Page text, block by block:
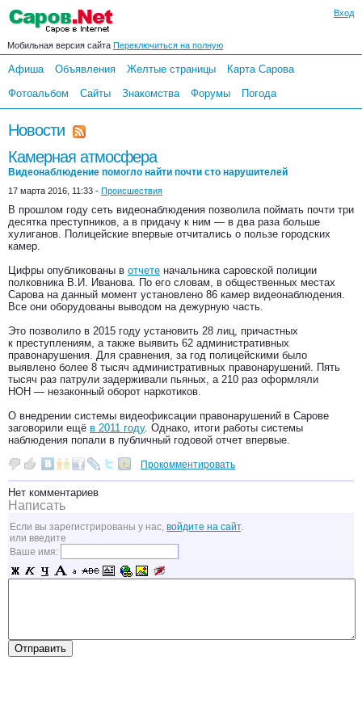
Вход
Мобильная версия сайта Переключиться на полную
Афиша Объявления Желтые страницы
Карта Сарова
Фотоальбом
Сайты Знакомства Форумы Погода
Новости
Камерная атмосфера
Видеонаблюдение помогло найти почти сто нарушителей
17 марта 2016, 11:33 - Происшествия
В прошлом году сеть видеонаблюдения позволила поймать почти три
десятка преступников, а в придачу к ним — в два раза больше
хулиганов. Полицейские впервые отчитались о пользе городских
камер.
Цифры опубликованы в отчете начальника саровской полиции
полковника В.И. Иванова. По его словам, в общественных местах
Сарова на данный момент установлено 86 камер видеонаблюдения.
Все они оборудованы выводом на дежурную часть.
Это позволило в 2015 году установить 28 лиц, причастных
к преступлениям, а также выявить 62 административных
правонарушения. Для сравнения, за год полицейскими было
выявлено более 8 тысяч административных правонарушений. Пять
тысяч раз патрули задерживали пьяных, а 210 раз оформляли
НОН — незаконный оборот наркотиков.
О внедрении системы видеофиксации правонарушений в Сарове
заговорили ещё в 2011 году. Однако, итоги работы системы
наблюдения попали в публичный годовой отчет впервые.
Прокомментировать
Нет комментариев
Написать
Если вы зарегистрированы у нас, войдите на сайт.
или введите
Ваше имя: